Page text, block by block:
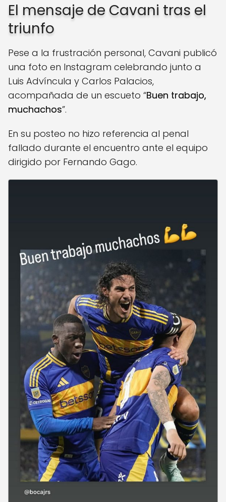
El mensaje de Cavani tras el
triunfo
Pese a la frustración personal, Cavani publicó
una foto en Instagram celebrando junto a
Luis Advíncula y Carlos Palacios,
acompañada de un escueto “Buen trabajo,
muchachos”.
En su posteo no hizo referencia al penal
fallado durante el encuentro ante el equipo
dirigido por Fernando Gago.